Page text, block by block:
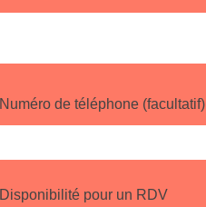
Numéro de téléphone (facultatif)
Disponibilité pour un RDV